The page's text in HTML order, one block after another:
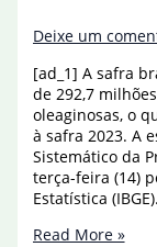
Deixe um
[ad_1] A safra
de 292,7
oleaginosas, o
à safra 2023. A
Sistemático da
terça-feira (14)
Estatística
Produção
Read More »